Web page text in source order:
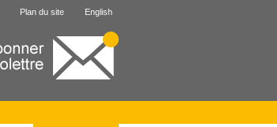
Plan du site English